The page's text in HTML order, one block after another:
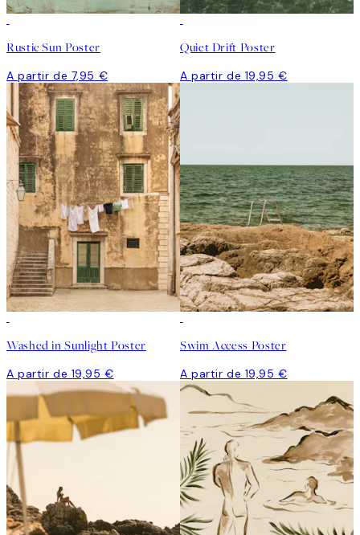
Rustic Sun Poster
A partir de 7,95 €
Quiet Drift Poster
A partir de 19,95 €
Washed in Sunlight Poster
A partir de 19,95 €
Swim Access Poster
A partir de 19,95 €